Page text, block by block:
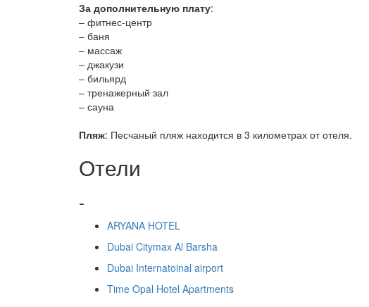
За дополнительную плату:
– фитнес-центр
– баня
– массаж
– джакузи
– бильярд
– тренажерный зал
– сауна
Пляж: Песчаный пляж находится в 3 километрах от отеля.
Отели
-
ARYANA HOTEL
Dubai Citymax Al Barsha
Dubai Internatoinal airport
Time Opal Hotel Apartments